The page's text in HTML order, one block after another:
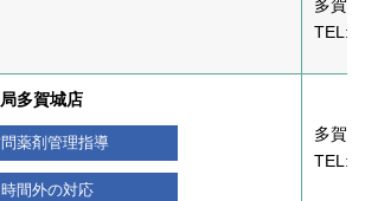
多賀
TEL:
多賀城店
薬剤管理指導
時間外の対応
多賀
TEL: